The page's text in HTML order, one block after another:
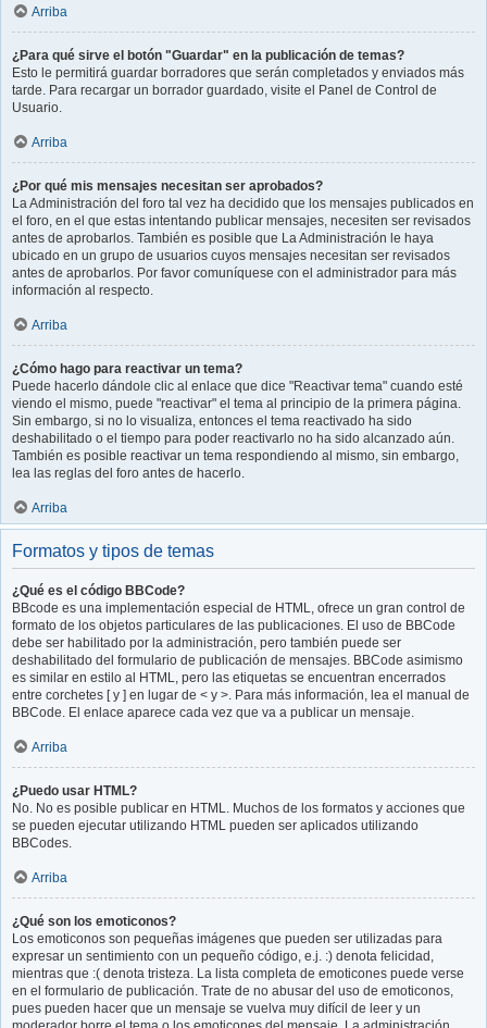
Arriba
¿Para qué sirve el botón "Guardar" en la publicación de temas?
Esto le permitirá guardar borradores que serán completados y enviados más
tarde. Para recargar un borrador guardado, visite el Panel de Control de
Usuario.
Arriba
¿Por qué mis mensajes necesitan ser aprobados?
La Administración del foro tal vez ha decidido que los mensajes publicados en
el foro, en el que estas intentando publicar mensajes, necesiten ser revisados
antes de aprobarlos. También es posible que La Administración le haya
ubicado en un grupo de usuarios cuyos mensajes necesitan ser revisados
antes de aprobarlos. Por favor comuníquese con el administrador para más
información al respecto.
Arriba
¿Cómo hago para reactivar un tema?
Puede hacerlo dándole clic al enlace que dice "Reactivar tema" cuando esté
viendo el mismo, puede "reactivar" el tema al principio de la primera página.
Sin embargo, si no lo visualiza, entonces el tema reactivado ha sido
deshabilitado o el tiempo para poder reactivarlo no ha sido alcanzado aún.
También es posible reactivar un tema respondiendo al mismo, sin embargo,
lea las reglas del foro antes de hacerlo.
Arriba
Formatos y tipos de temas
¿Qué es el código BBCode?
BBcode es una implementación especial de HTML, ofrece un gran control de
formato de los objetos particulares de las publicaciones. El uso de BBCode
debe ser habilitado por la administración, pero también puede ser
deshabilitado del formulario de publicación de mensajes. BBCode asimismo
es similar en estilo al HTML, pero las etiquetas se encuentran encerrados
entre corchetes [ y ] en lugar de < y >. Para más información, lea el manual de
BBCode. El enlace aparece cada vez que va a publicar un mensaje.
Arriba
¿Puedo usar HTML?
No. No es posible publicar en HTML. Muchos de los formatos y acciones que
se pueden ejecutar utilizando HTML pueden ser aplicados utilizando
BBCodes.
Arriba
¿Qué son los emoticonos?
Los emoticonos son pequeñas imágenes que pueden ser utilizadas para
expresar un sentimiento con un pequeño código, e.j. :) denota felicidad,
mientras que :( denota tristeza. La lista completa de emoticones puede verse
en el formulario de publicación. Trate de no abusar del uso de emoticonos,
pues pueden hacer que un mensaje se vuelva muy difícil de leer y un